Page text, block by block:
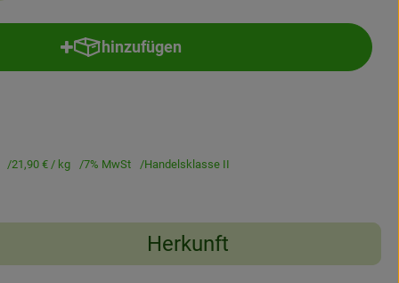
hinzufügen
Produkt zum Warenkorb hinzufügen
21,90 € / kg 7% MwSt Handelsklasse II
Herkunft